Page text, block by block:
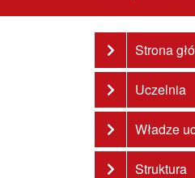
Strona
Uczelnia
Władze
Struktura